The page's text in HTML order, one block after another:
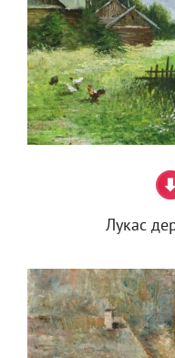
Лукас